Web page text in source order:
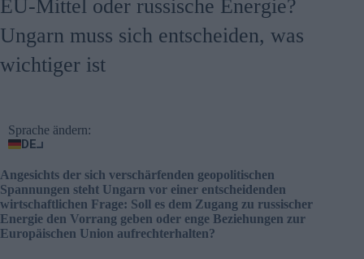
EU-Mittel oder russische Energie?
Ungarn muss sich entscheiden, was
wichtiger ist
Sprache ändern:
DE
Angesichts der sich verschärfenden geopolitischen
Spannungen steht Ungarn vor einer entscheidenden
wirtschaftlichen Frage: Soll es dem Zugang zu russischer
Energie den Vorrang geben oder enge Beziehungen zur
Europäischen Union aufrechterhalten?